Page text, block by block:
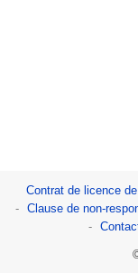
Contrat de licence
Clause de non-